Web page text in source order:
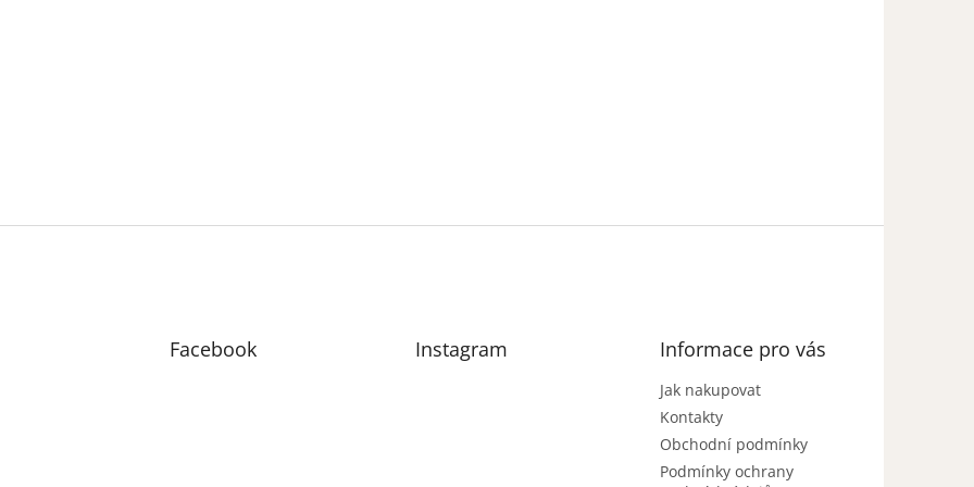
Facebook Instagram Informace pro vás
Jak nakupovat
Kontakty
Obchodní podmínky
Podmínky ochrany